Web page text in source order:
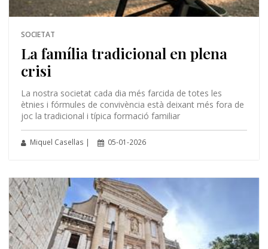
SOCIETAT
La família tradicional en plena
crisi
La nostra societat cada dia més farcida de totes les
ètnies i fórmules de convivència està deixant més fora de
joc la tradicional i típica formació familiar
Miquel Casellas | 05-01-2026